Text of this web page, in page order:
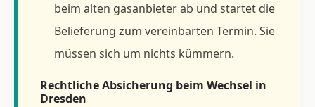
beim alten gasanbieter ab und startet die
Belieferung zum vereinbarten Termin. Sie
müssen sich um nichts kümmern.
Rechtliche Absicherung beim Wechsel in
Dresden